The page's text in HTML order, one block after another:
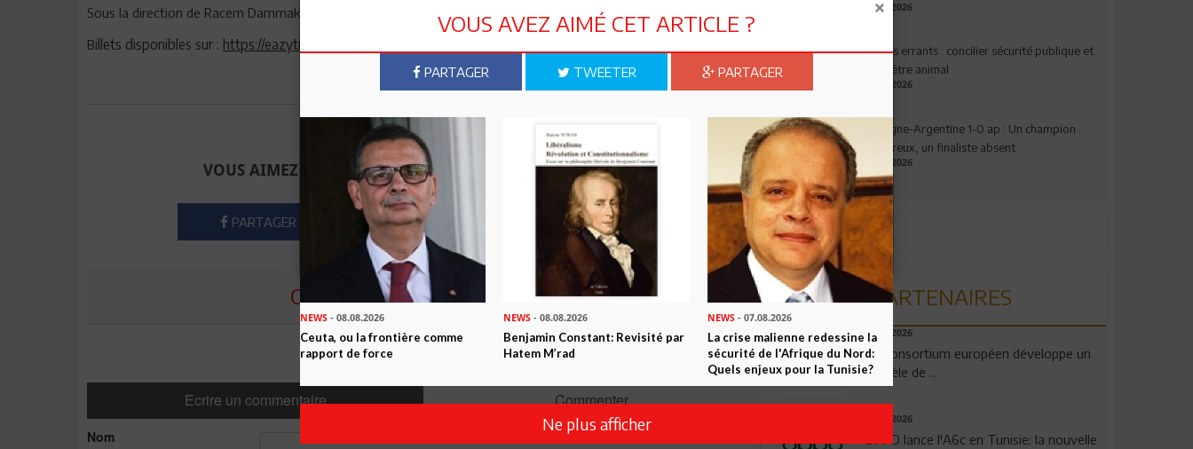
Sous la direction de Racem Dammak, arrangement : Chady Damak.
Billets disponibles sur : https://eazytick.com/en/e/503/lettre-au-paradis
Envoyer à un ami
VOUS AIMEZ CET ARTICLE ? PARTAGEZ-LE AVEC VOS AMIS !
PARTAGER TWEETER ABONNEZ-VOUS
COMMENTER CET ARTICLE
Commentaires
Ecrire un commentaire Commenter
Nom
04.08.2026
Chiens errants : concilier sécurité publique et
bien-être animal
17.07.2026
Espagne-Argentine 1-0 ap : Un champion
valeureux, un finaliste absent
19.07.2026
PARTENAIRES
06.08.2026
Un consortium européen développe un
modèle de ...
04.08.2026
OPPO lance l'A6c en Tunisie: la nouvelle
VOUS AVEZ AIMÉ CET ARTICLE ?
PARTAGER TWEETER PARTAGER
NEWS - 08.08.2026
Ceuta, ou la frontière comme
rapport de force
NEWS - 08.08.2026
Benjamin Constant: Revisité par
Hatem M’rad
NEWS- 07.08.2026
La crise malienne redessine la
sécurité de l'Afrique du Nord:
Quels enjeux pour la Tunisie?
Ne plus afficher